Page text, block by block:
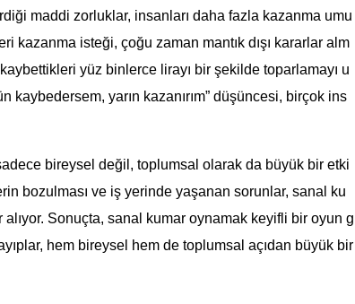
maddi zorluklar, insanları daha fazla kazanma umu
kazanma isteği, çoğu zaman mantık dışı kararlar alm
yüz binlerce lirayı bir şekilde toparlamayı u
kaybedersem, yarın kazanırım” düşüncesi, birçok ins
bireysel değil, toplumsal olarak da büyük bir etki
bozulması ve iş yerinde yaşanan sorunlar, sanal ku
alıyor. Sonuçta, sanal kumar oynamak keyifli bir oyun g
hem bireysel hem de toplumsal açıdan büyük bir